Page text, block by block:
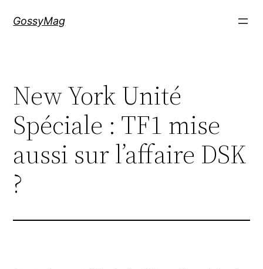
GossyMag
New York Unité
Spéciale : TF1 mise
aussi sur l’affaire DSK
?